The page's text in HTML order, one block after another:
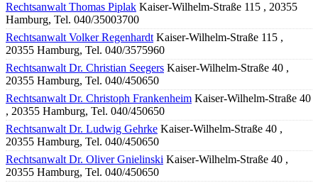
Rechtsanwalt Thomas Piplak Kaiser-Wilhelm-Straße 115 , 20355
Hamburg, Tel. 040/35003700
Rechtsanwalt Volker Regenhardt Kaiser-Wilhelm-Straße 115 ,
20355 Hamburg, Tel. 040/3575960
Rechtsanwalt Dr. Christian Seegers Kaiser-Wilhelm-Straße 40 ,
20355 Hamburg, Tel. 040/450650
Rechtsanwalt Dr. Christoph Frankenheim Kaiser-Wilhelm-Straße 40
, 20355 Hamburg, Tel. 040/450650
Rechtsanwalt Dr. Ludwig Gehrke Kaiser-Wilhelm-Straße 40 ,
20355 Hamburg, Tel. 040/450650
Rechtsanwalt Dr. Oliver Gnielinski Kaiser-Wilhelm-Straße 40 ,
20355 Hamburg, Tel. 040/450650